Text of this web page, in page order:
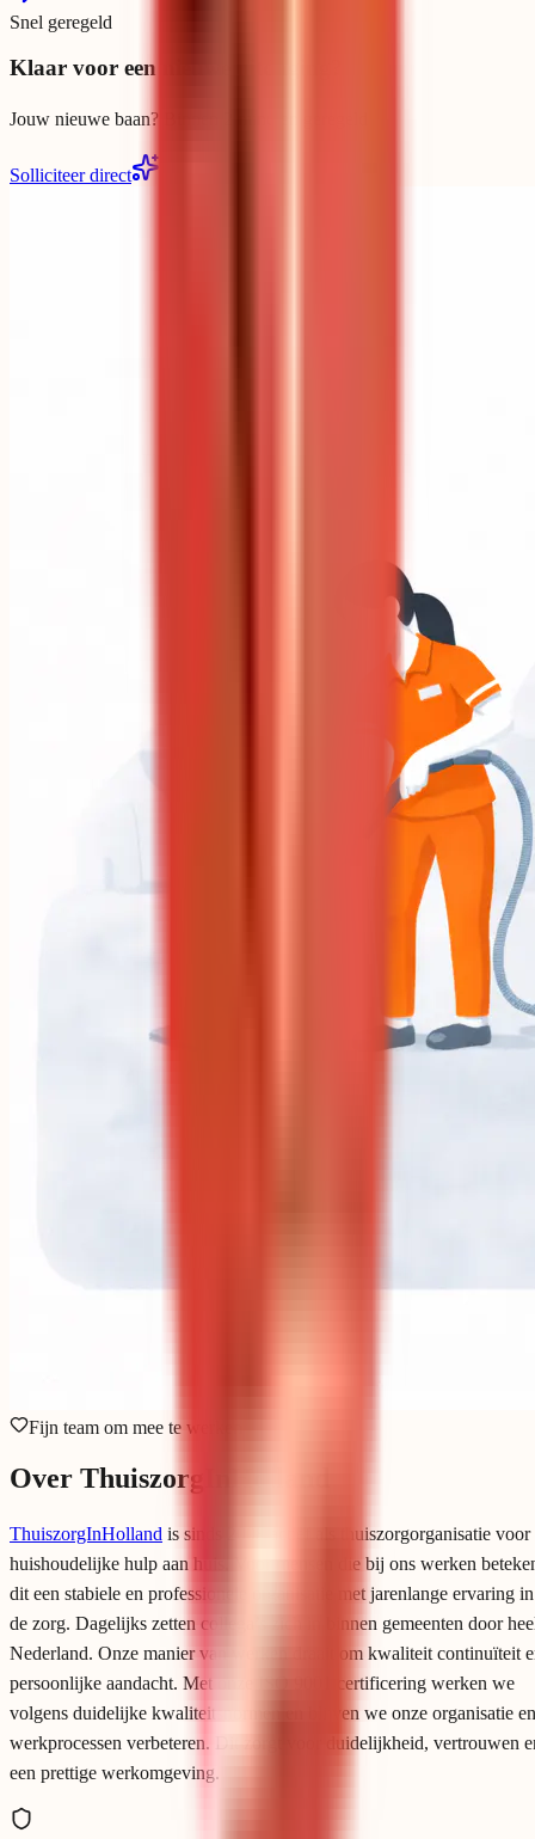
Snel geregeld
Klaar voor een nieuwe uitdaging?
Jouw nieuwe baan? Binnen 2 minuten geregeld
Solliciteer direct
Fijn team om mee te werken
Over ThuiszorgInHolland
ThuiszorgInHolland is sinds 2008 actief als thuiszorgorganisatie voor
huishoudelijke hulp aan huis. Voor mensen die bij ons werken
dit een stabiele en professionele organisatie met jarenlange ervaring in
de zorg. Dagelijks zetten collega’s zich in binnen gemeenten door
Nederland. Onze manier van werken draait om kwaliteit continuïteit
persoonlijke aandacht. Met onze ISO 9001 certificering werken we
volgens duidelijke kwaliteitsnormen en blijven we onze organisatie en
werkprocessen verbeteren. Dit zorgt voor duidelijkheid, vertrouwen
een prettige werkomgeving.